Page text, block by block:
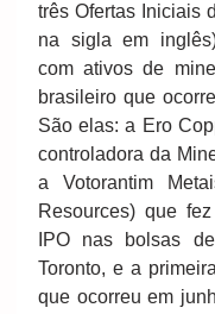
três Ofertas Iniciais
na sigla em
com ativos de
brasileiro que
São elas: a Ero
controladora da
a Votorantim
Resources) que
IPO nas bolsas
Toronto, e a
que ocorreu em